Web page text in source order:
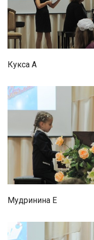
Кукса А
Мудринина Е